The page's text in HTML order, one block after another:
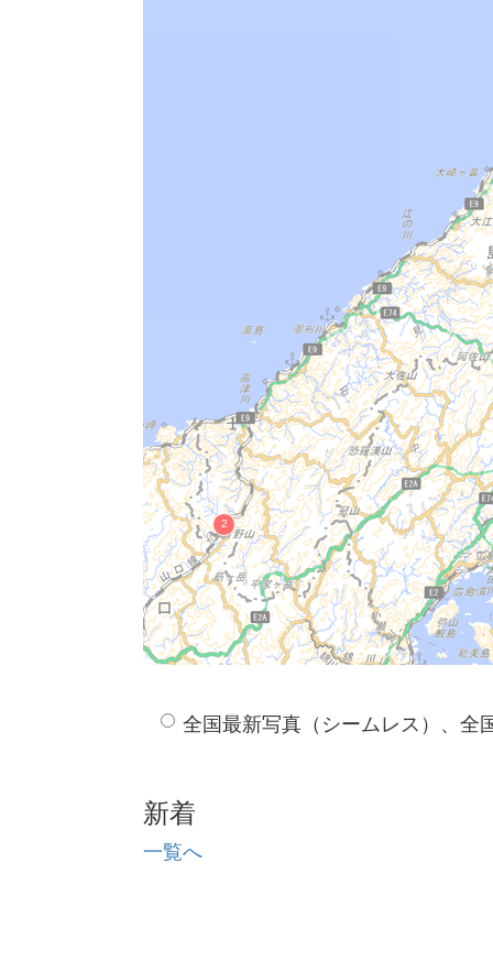
全国最新写真（シームレス）、全
新着
一覧へ